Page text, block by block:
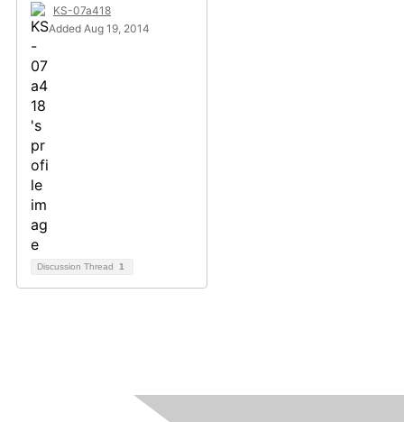
KS-07a418
Added Aug 19, 2014
Discussion Thread 1